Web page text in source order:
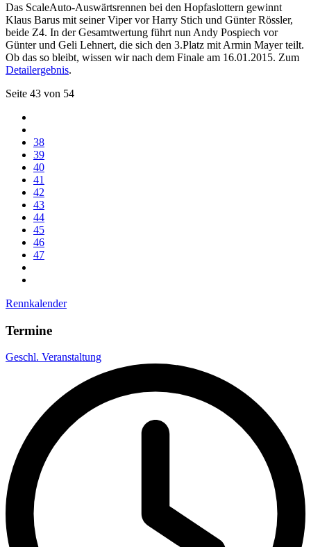
Das ScaleAuto-Auswärtsrennen bei den Hopfaslottern gewinnt
Klaus Barus mit seiner Viper vor Harry Stich und Günter Rössler,
beide Z4. In der Gesamtwertung führt nun Andy Pospiech vor
Günter und Geli Lehnert, die sich den 3.Platz mit Armin Mayer teilt.
Ob das so bleibt, wissen wir nach dem Finale am 16.01.2015. Zum
Detailergebnis.
Seite 43 von 54
38
39
40
41
42
43
44
45
46
47
Rennkalender
Termine
Geschl. Veranstaltung